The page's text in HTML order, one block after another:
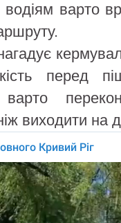
варто
перед
виходити на